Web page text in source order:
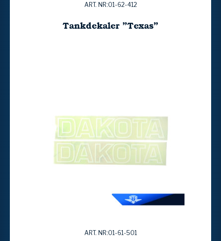
ART. NR:01-62-412
Tankdekaler ”Texas”
ART. NR:01-61-501